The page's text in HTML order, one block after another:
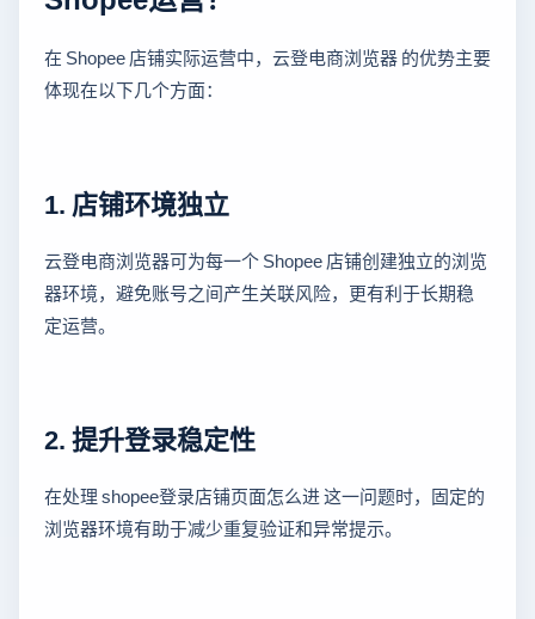
在 Shopee 店铺实际运营中，云登电商浏览器 的优势主要
体现在以下几个方面：
1. 店铺环境独立
云登电商浏览器可为每一个 Shopee 店铺创建独立的浏览
器环境，避免账号之间产生关联风险，更有利于长期稳
定运营。
2. 提升登录稳定性
在处理 shopee登录店铺页面怎么进 这一问题时，固定的
浏览器环境有助于减少重复验证和异常提示。